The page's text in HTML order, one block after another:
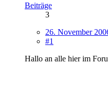
Beiträge
3
26. November
#1
Hallo an alle hier im